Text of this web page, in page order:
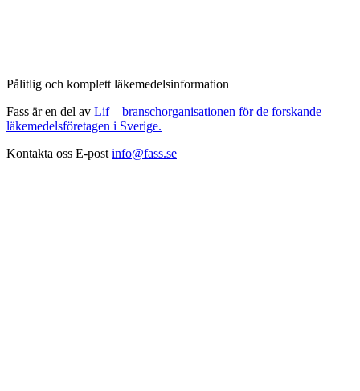
Pålitlig och komplett läkemedelsinformation
Fass är en del av Lif – branschorganisationen för de forskande
läkemedelsföretagen i Sverige.
Kontakta oss E-post info@fass.se